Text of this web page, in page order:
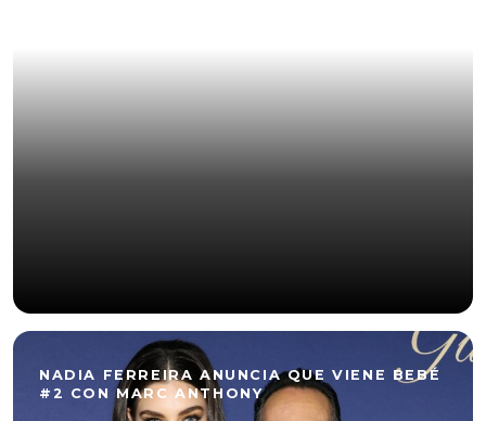
NADIA FERREIRA ANUNCIA QUE VIENE BEBÉ
#2 CON MARC ANTHONY